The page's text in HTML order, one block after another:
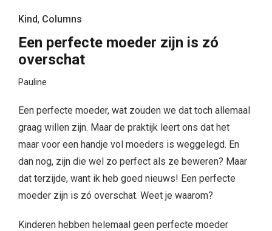
Kind, Columns
Een perfecte moeder zijn is zó
overschat
Pauline
Een perfecte moeder, wat zouden we dat toch allemaal
graag willen zijn. Maar de praktijk leert ons dat het
maar voor een handje vol moeders is weggelegd. En
dan nog, zijn die wel zo perfect als ze beweren? Maar
dat terzijde, want ik heb goed nieuws! Een perfecte
moeder zijn is zó overschat. Weet je waarom?
Kinderen hebben helemaal geen perfecte moeder